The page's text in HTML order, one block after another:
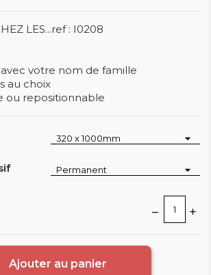
LES...ref : I0208
votre nom de famille
au choix
ou repositionnable
Ajouter au panier